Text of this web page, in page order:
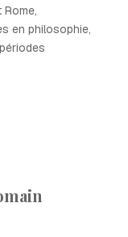
en philosophie,